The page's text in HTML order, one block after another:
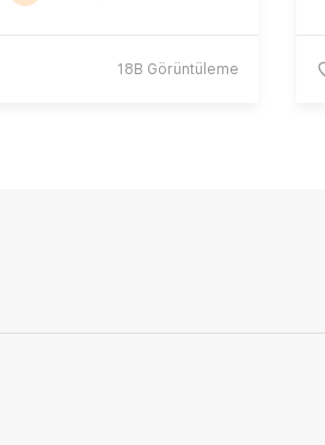
18B Görüntüleme